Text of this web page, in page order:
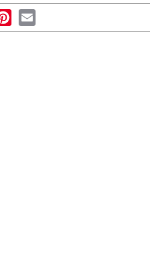
PinterestEmail